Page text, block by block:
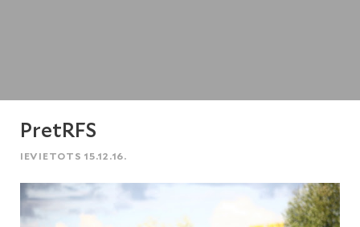
PretRFS
IEVIETOTS 15.12.16.